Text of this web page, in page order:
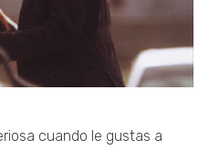
cuando le gustas a